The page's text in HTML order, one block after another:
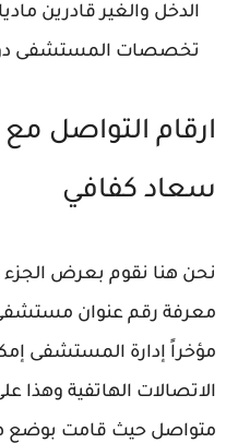
الدخل والغير قادرين
تخصصات المستشفى
ارقام التواصل
سعاد كفافي
نحن هنا نقوم بعرض
معرفة رقم عنوان
مؤخراً إدارة المستشفى
الاتصالات الهاتفية وهذا
متواصل حيث قامت بوضع